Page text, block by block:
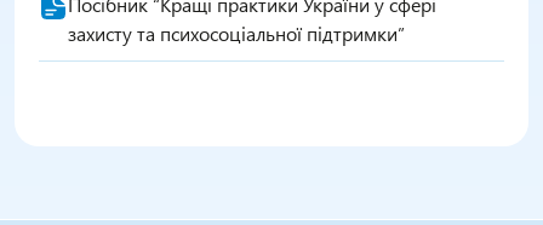
захисту та психосоціальної підтримки”